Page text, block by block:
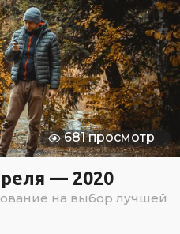
.
2
0
2
1
681 просмотр
— 2020
на выбор лучшей